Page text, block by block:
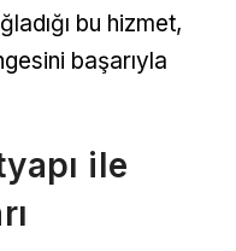
bu hizmet,
başarıyla
ile